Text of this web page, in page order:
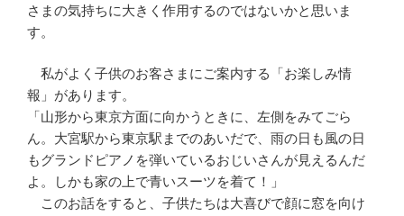
さまの気持ちに大きく作用するのではないかと思いま
す。
私がよく子供のお客さまにご案内する「お楽しみ情
報」があります。
「山形から東京方面に向かうときに、左側をみてごら
ん。大宮駅から東京駅までのあいだで、雨の日も風の日
もグランドピアノを弾いているおじいさんが見えるんだ
よ。しかも家の上で青いスーツを着て！」
このお話をすると、子供たちは大喜びで顔に窓を向け